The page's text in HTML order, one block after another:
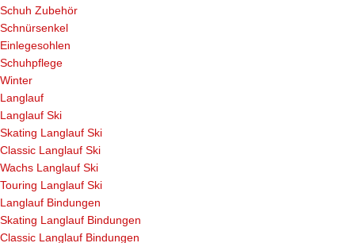
Schuh Zubehör
Schnürsenkel
Einlegesohlen
Schuhpflege
Winter
Langlauf
Langlauf Ski
Skating Langlauf Ski
Classic Langlauf Ski
Wachs Langlauf Ski
Touring Langlauf Ski
Langlauf Bindungen
Skating Langlauf Bindungen
Classic Langlauf Bindungen